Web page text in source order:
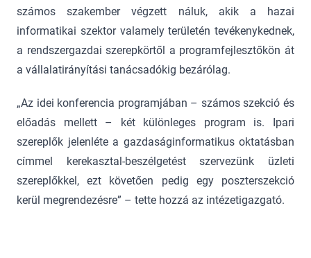
számos szakember végzett náluk, akik a hazai
informatikai szektor valamely területén tevékenykednek,
a rendszergazdai szerepkörtől a programfejlesztőkön át
a vállalatirányítási tanácsadókig bezárólag.
„Az idei konferencia programjában – számos szekció és
előadás mellett – két különleges program is. Ipari
szereplők jelenléte a gazdaságinformatikus oktatásban
címmel kerekasztal-beszélgetést szervezünk üzleti
szereplőkkel, ezt követően pedig egy poszterszekció
kerül megrendezésre” – tette hozzá az intézetigazgató.